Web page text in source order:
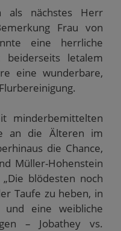
nächstes Herr
Frau von
eine herrliche
letalem
eine wunderbare,
minderbemittelten
an die Älteren im
die Chance,
Müller-Hohenstein
blödesten noch
Taufe zu heben, in
eine weibliche
– Jobathey vs.